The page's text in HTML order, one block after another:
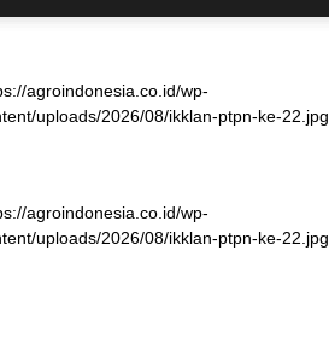
agroindonesia.co.id/wp-
uploads/2026/08/ikklan-ptpn-ke-22.jpg
agroindonesia.co.id/wp-
uploads/2026/08/ikklan-ptpn-ke-22.jpg